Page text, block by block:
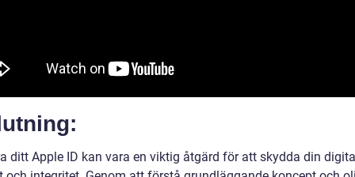
ditt Apple ID kan vara en viktig åtgärd för att skydda din